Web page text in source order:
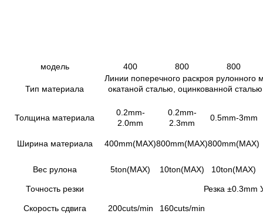
модель 400 800 800
Тип материала
Линии поперечного раскроя
окатаной сталью, оцинкованной
Толщина материала
0.2mm-
2.0mm
0.2mm-
2.3mm
0.5mm-3mm
Ширина материала 400mm(MAX)800mm(MAX)800mm(MAX)
Вес рулона 5ton(MAX) 10ton(MAX) 10ton(MAX)
Точность резки Резка ±0.3mm
Скорость сдвига 200cuts/min 160cuts/min